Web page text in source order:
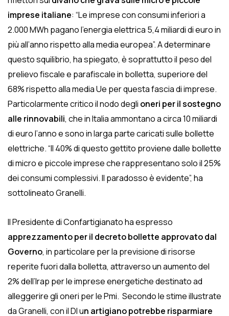
imprese italiane: “Le imprese con consumi inferiori a
2.000 MWh pagano l’energia elettrica 5,4 miliardi di euro in
più all’anno rispetto alla media europea”. A determinare
questo squilibrio, ha spiegato, è soprattutto il peso del
prelievo fiscale e parafiscale in bolletta, superiore del
68% rispetto alla media Ue per questa fascia di imprese.
Particolarmente critico il nodo degli oneri per il sostegno
alle rinnovabili, che in Italia ammontano a circa 10 miliardi
di euro l’anno e sono in larga parte caricati sulle bollette
elettriche. “Il 40% di questo gettito proviene dalle bollette
di micro e piccole imprese che rappresentano solo il 25%
dei consumi complessivi. Il paradosso è evidente”, ha
sottolineato Granelli.
Il Presidente di Confartigianato ha espresso
apprezzamento per il decreto bollette approvato dal
Governo, in particolare per la previsione di risorse
reperite fuori dalla bolletta, attraverso un aumento del
2% dell’Irap per le imprese energetiche destinato ad
alleggerire gli oneri per le Pmi. Secondo le stime illustrate
da Granelli, con il Dl un artigiano potrebbe risparmiare